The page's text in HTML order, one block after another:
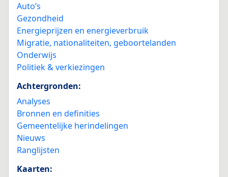
Auto’s
Gezondheid
Energieprijzen en energieverbruik
Migratie, nationaliteiten, geboortelanden
Onderwijs
Politiek & verkiezingen
Achtergronden:
Analyses
Bronnen en definities
Gemeentelijke herindelingen
Nieuws
Ranglijsten
Kaarten: